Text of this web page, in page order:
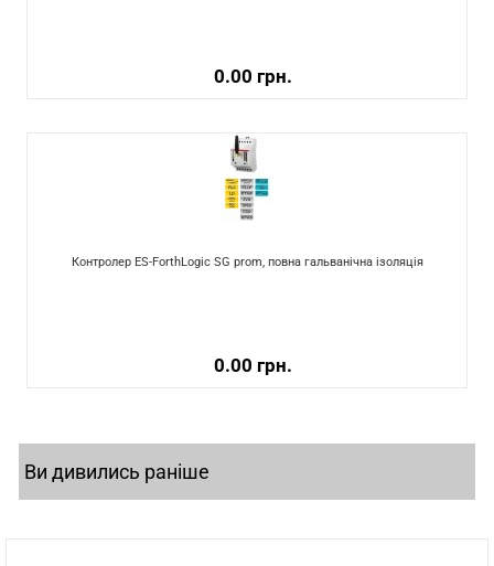
0.00 грн.
Контролер ES-ForthLogic SG prom, повна гальванічна ізоляція
0.00 грн.
Ви дивились раніше